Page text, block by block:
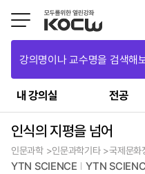
강의명이나 교수명을 검색해
내 강의실 전공
인식의 지평을 넘어
인문과학 >인문과학기타 >국제문화
YTN SCIENCE YTN